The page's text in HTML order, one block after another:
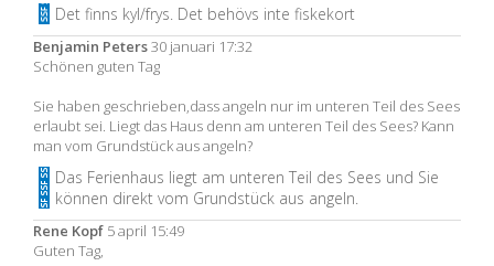
Det finns kyl/frys. Det behövs inte fiskekort
Benjamin Peters30 januari 17:32
Schönen guten Tag
Sie haben geschrieben,dass angeln nur im unteren Teil des Sees
erlaubt sei. Liegt das Haus denn am unteren Teil des Sees? Kann
man vom Grundstück aus angeln?
Das Ferienhaus liegt am unteren Teil des Sees und Sie
können direkt vom Grundstück aus angeln.
Rene Kopf 5 april 15:49
Guten Tag,